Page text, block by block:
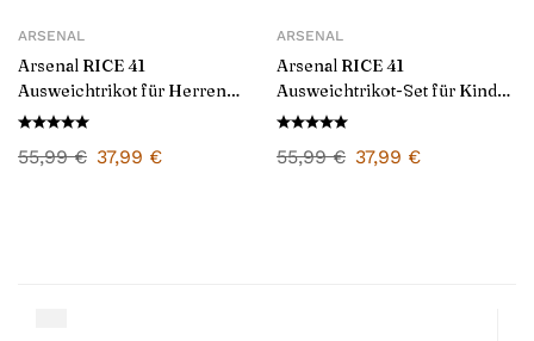
ARSENAL
Arsenal RICE 41
Ausweichtrikot für Herren
2024/25
55,99€ 37,99 €
ARSENAL
Arsenal RICE 41
Ausweichtrikot-Set für Kinder
2024/25
55,99€ 37,99 €